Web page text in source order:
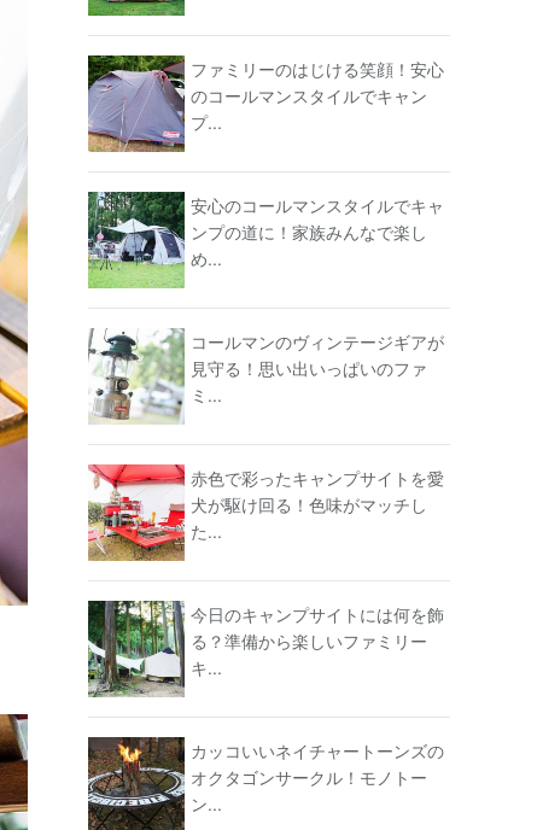
ファミリーのはじける笑顔！安心
のコールマンスタイルでキャン
プ...
安心のコールマンスタイルでキャ
ンプの道に！家族みんなで楽し
め...
コールマンのヴィンテージギアが
見守る！思い出いっぱいのファ
ミ...
赤色で彩ったキャンプサイトを愛
犬が駆け回る！色味がマッチし
た...
今日のキャンプサイトには何を飾
る？準備から楽しいファミリー
キ...
カッコいいネイチャートーンズの
オクタゴンサークル！モノトー
ン...